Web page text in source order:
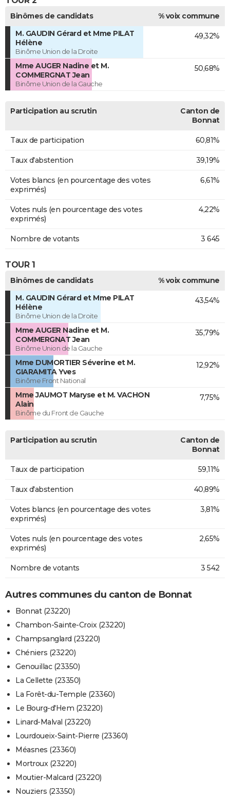
Binômes de candidats
% voix commune
M. GAUDIN Gérard et Mme PILAT
Hélène
Binôme Union de la Droite
49,32%
Mme AUGER Nadine et M.
COMMERGNAT Jean
Binôme Union de la Gauche
50,68%
Participation au scrutin
Canton de
Bonnat
Taux de participation 60,81%
Taux d'abstention 39,19%
Votes blancs (en pourcentage des votes
exprimés)
6,61%
Votes nuls (en pourcentage des votes
exprimés)
4,22%
Nombre de votants 3 645
TOUR 1
Binômes de candidats
% voix commune
M. GAUDIN Gérard et Mme PILAT
Hélène
Binôme Union de la Droite
43,54%
Mme AUGER Nadine et M.
COMMERGNAT Jean
Binôme Union de la Gauche
35,79%
Mme DUMORTIER Séverine et M.
GIARAMITA Yves
Binôme Front National
12,92%
Mme JAUMOT Maryse et M. VACHON
Alain
Binôme du Front de Gauche
7,75%
Participation au scrutin
Canton de
Bonnat
Taux de participation 59,11%
Taux d'abstention 40,89%
Votes blancs (en pourcentage des votes
exprimés)
3,81%
Votes nuls (en pourcentage des votes
exprimés)
2,65%
Nombre de votants 3 542
Autres communes du canton de Bonnat
Bonnat (23220)
Chambon-Sainte-Croix (23220)
Champsanglard (23220)
Chéniers (23220)
Genouillac (23350)
La Cellette (23350)
La Forêt-du-Temple (23360)
Le Bourg-d'Hem (23220)
Linard-Malval (23220)
Lourdoueix-Saint-Pierre (23360)
Méasnes (23360)
Mortroux (23220)
Moutier-Malcard (23220)
Nouziers (23350)